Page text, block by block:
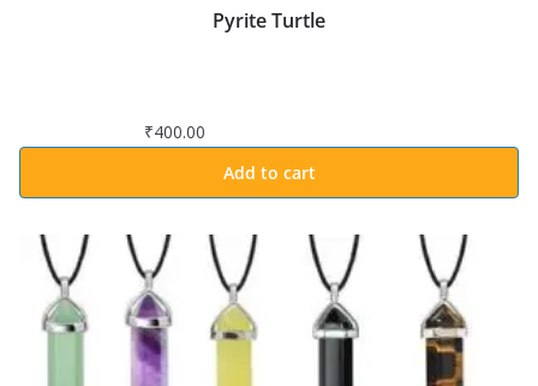
Pyrite Turtle
₹400.00
Add to cart